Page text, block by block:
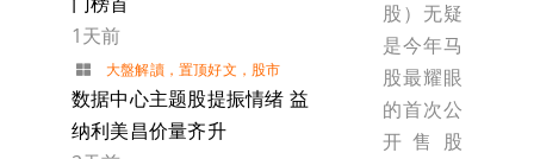
1天前
大盤解讀， 置顶好文 ， 股市
数据中心主题股提振情绪 益
纳利美昌价量齐升
股）无疑
是今年马
股最耀眼
的首次公
开售股